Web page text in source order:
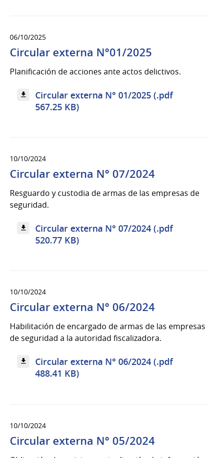
06/10/2025
Circular externa N°01/2025
Planificación de acciones ante actos delictivos.
Circular externa N° 01/2025 (.pdf
567.25 KB)
10/10/2024
Circular externa N° 07/2024
Resguardo y custodia de armas de las empresas de
seguridad.
Circular externa N° 07/2024 (.pdf
520.77 KB)
10/10/2024
Circular externa N° 06/2024
Habilitación de encargado de armas de las empresas
de seguridad a la autoridad fiscalizadora.
Circular externa N° 06/2024 (.pdf
488.41 KB)
10/10/2024
Circular externa N° 05/2024